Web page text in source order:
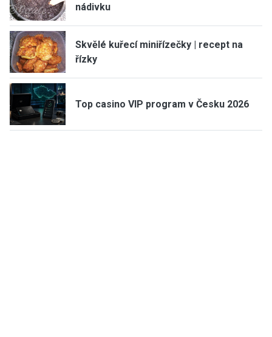
nádivku
Skvělé kuřecí miniřízečky | recept na
řízky
Top casino VIP program v Česku 2026